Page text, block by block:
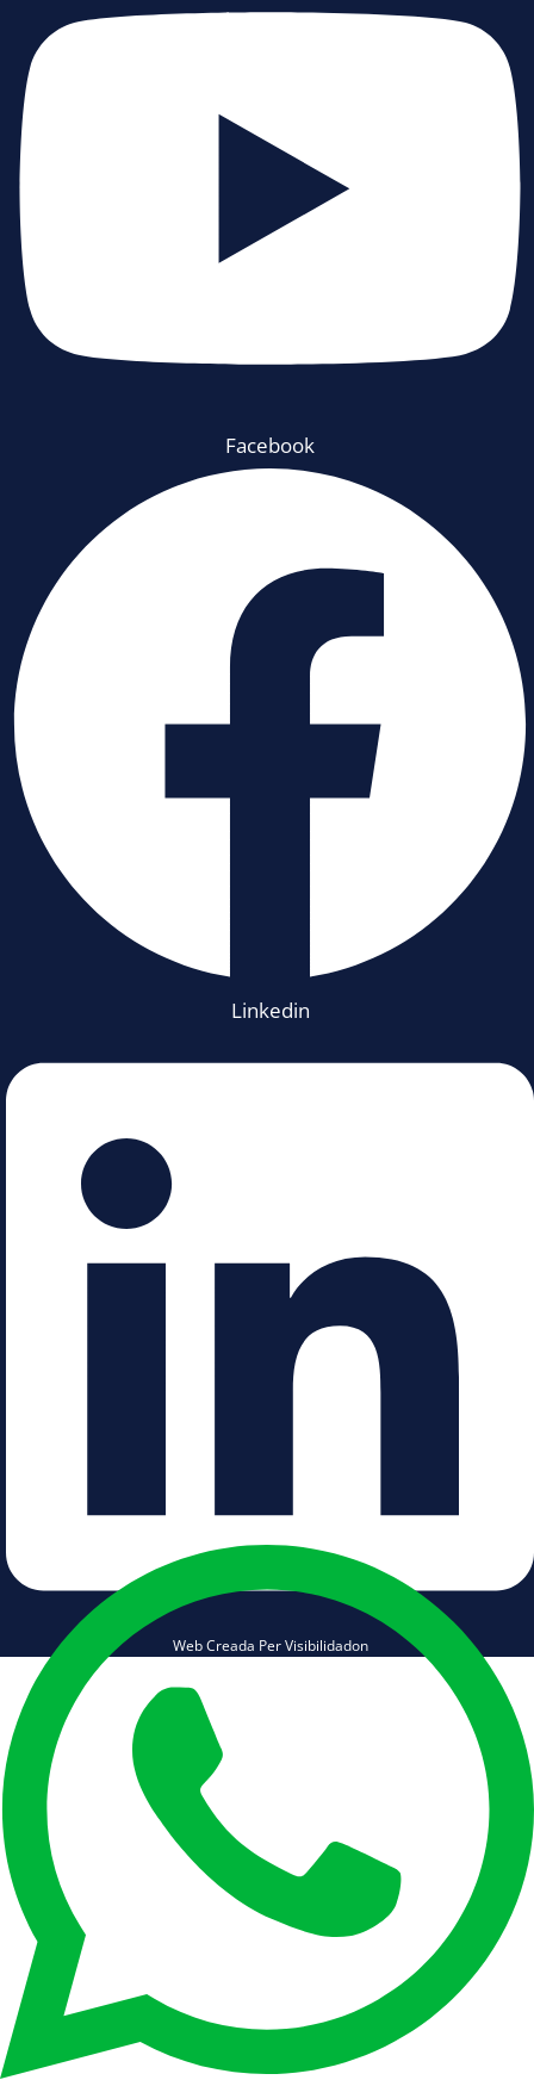
Facebook
Linkedin
Web Creada Per Visibilidadon